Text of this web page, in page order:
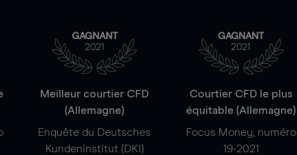
GAGNANT
2021
Meilleur courtier CFD
(Allemagne)
Enquête du Deutsches
Kundeninstitut (DKI)
GAGNANT
2021
Courtier CFD le plus
équitable (Allemagne)
Focus Money, numéro
19-2021